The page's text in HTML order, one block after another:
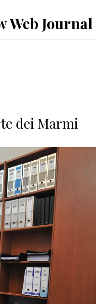
Web Journal
dei Marmi